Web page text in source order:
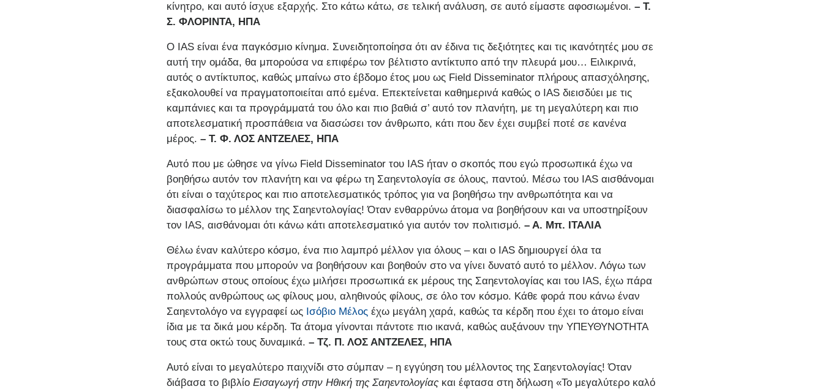
κίνητρο, και αυτό ίσχυε εξαρχής. Στο κάτω κάτω, σε τελική ανάλυση, σε αυτό είμαστε αφοσιωμένοι. – Τ.
Σ. ΦΛΟΡΙΝΤΑ, ΗΠΑ
Ο IAS είναι ένα παγκόσμιο κίνημα. Συνειδητοποίησα ότι αν έδινα τις δεξιότητες και τις ικανότητές μου σε
αυτή την ομάδα, θα μπορούσα να επιφέρω τον βέλτιστο αντίκτυπο από την πλευρά μου… Ειλικρινά,
αυτός ο αντίκτυπος, καθώς μπαίνω στο έβδομο έτος μου ως Field Disseminator πλήρους απασχόλησης,
εξακολουθεί να πραγματοποιείται από εμένα. Επεκτείνεται καθημερινά καθώς ο IAS διεισδύει με τις
καμπάνιες και τα προγράμματά του όλο και πιο βαθιά σ’ αυτό τον πλανήτη, με τη μεγαλύτερη και πιο
αποτελεσματική προσπάθεια να διασώσει τον άνθρωπο, κάτι που δεν έχει συμβεί ποτέ σε κανένα
μέρος. – Τ. Φ. ΛΟΣ ΑΝΤΖΕΛΕΣ, ΗΠΑ
Αυτό που με ώθησε να γίνω Field Disseminator του IAS ήταν ο σκοπός που εγώ προσωπικά έχω να
βοηθήσω αυτόν τον πλανήτη και να φέρω τη Σαηεντολογία σε όλους, παντού. Μέσω του IAS αισθάνομαι
ότι είναι ο ταχύτερος και πιο αποτελεσματικός τρόπος για να βοηθήσω την ανθρωπότητα και να
διασφαλίσω το μέλλον της Σαηεντολογίας! Όταν ενθαρρύνω άτομα να βοηθήσουν και να υποστηρίξουν
τον IAS, αισθάνομαι ότι κάνω κάτι αποτελεσματικό για αυτόν τον πολιτισμό. – Α. Μπ. ΙΤΑΛΙΑ
Θέλω έναν καλύτερο κόσμο, ένα πιο λαμπρό μέλλον για όλους – και ο IAS δημιουργεί όλα τα
προγράμματα που μπορούν να βοηθήσουν και βοηθούν στο να γίνει δυνατό αυτό το μέλλον. Λόγω των
ανθρώπων στους οποίους έχω μιλήσει προσωπικά εκ μέρους της Σαηεντολογίας και του IAS, έχω πάρα
πολλούς ανθρώπους ως φίλους μου, αληθινούς φίλους, σε όλο τον κόσμο. Κάθε φορά που κάνω έναν
Σαηεντολόγο να εγγραφεί ως Ισόβιο Μέλος έχω μεγάλη χαρά, καθώς τα κέρδη που έχει το άτομο είναι
ίδια με τα δικά μου κέρδη. Τα άτομα γίνονται πάντοτε πιο ικανά, καθώς αυξάνουν την ΥΠΕΥΘΥΝΟΤΗΤΑ
τους στα οκτώ τους δυναμικά. – Τζ. Π. ΛΟΣ ΑΝΤΖΕΛΕΣ, ΗΠΑ
Αυτό είναι το μεγαλύτερο παιχνίδι στο σύμπαν – η εγγύηση του μέλλοντος της Σαηεντολογίας! Όταν
διάβασα το βιβλίο Εισαγωγή στην Ηθική της Σαηεντολογίας και έφτασα στη δήλωση «Το μεγαλύτερο καλό